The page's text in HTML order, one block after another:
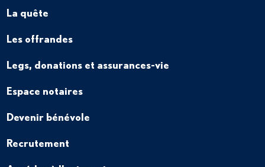
La quête
Les offrandes
Legs, donations et assurances-vie
Espace notaires
Devenir bénévole
Recrutement